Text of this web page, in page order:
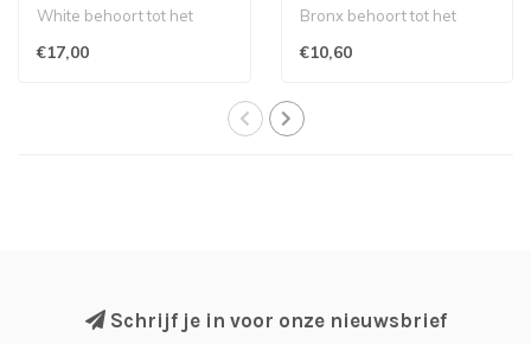
White behoort tot het
€17,00
Bronx behoort tot het
€10,60
Schrijf je in voor onze nieuwsbrief